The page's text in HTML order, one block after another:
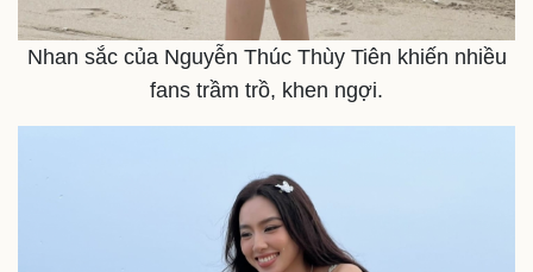
Nhan sắc của Nguyễn Thúc Thùy Tiên khiến nhiều
fans trầm trồ, khen ngợi.